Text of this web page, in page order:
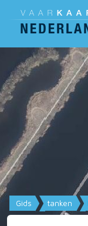
Gids tanken